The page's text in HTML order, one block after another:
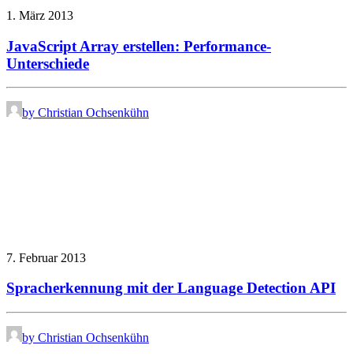
1. März 2013
JavaScript Array erstellen: Performance-
Unterschiede
by Christian Ochsenkühn
7. Februar 2013
Spracherkennung mit der Language Detection API
by Christian Ochsenkühn